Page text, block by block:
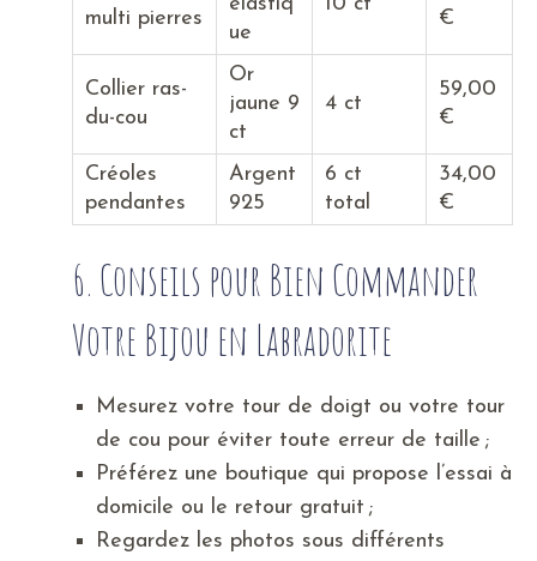
multi pierres
ue
€
Collier ras-
du-cou
Or
jaune 9
ct
4 ct
59,00
€
Créoles
pendantes
Argent
925
6 ct
total
34,00
€
6. Conseils pour Bien Commander
Votre Bijou en Labradorite
Mesurez votre tour de doigt ou votre tour
de cou pour éviter toute erreur de taille ;
Préférez une boutique qui propose l’essai à
domicile ou le retour gratuit ;
Regardez les photos sous différents